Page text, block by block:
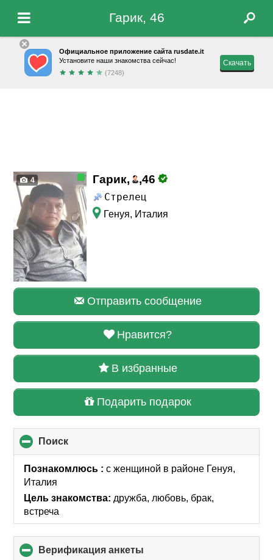
Гарик, 46
Официальное приложение сайта rusdate.it
Установите наши знакомства сейчас!
(7248)
Скачать
4 Гарик, ,46
Стрелец
Генуя, Италия
Отправить сообщение
Нравится?
В избранные
Подарить подарок
Поиск
to
collapse
Познакомлюсь :с женщиной в районе Генуя,
Италия
Цель знакомства: дружба, любовь, брак,
встреча
Верификация анкеты